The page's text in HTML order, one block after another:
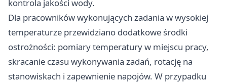
kontrola jakości wody.
Dla pracowników wykonujących zadania w wysokiej
temperaturze przewidziano dodatkowe środki
ostrożności: pomiary temperatury w miejscu pracy,
skracanie czasu wykonywania zadań, rotację na
stanowiskach i zapewnienie napojów. W przypadku